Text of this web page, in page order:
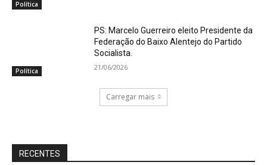
Política
Política
PS: Marcelo Guerreiro eleito Presidente da
Federação do Baixo Alentejo do Partido
Socialista.
21/06/2026
Carregar mais
RECENTES